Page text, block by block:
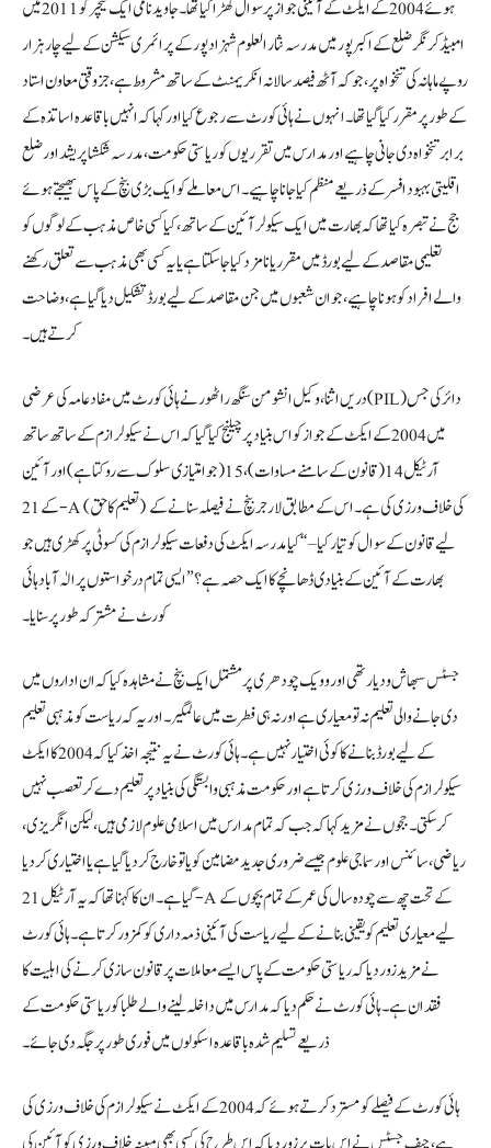
ہوئے 2004 کے ایکٹ کے آئینی جواز پر سوال کھڑا کیا تھا۔ جاوید نامی ایک ٹیچر کو 2011 میں
امبیڈکر نگر ضلع کے اکبر پور میں مدرسہ نثار العلوم شہزاد پور کے پرائمری سیکشن کے لیے چار ہزار
روپے ماہانہ کی تنخواہ پر، جو کہ آٹھ فیصد سالانہ انکریمنٹ کے ساتھ مشروط ہے، جز وقتی معاون استاد
کے طور پر مقرر کیا گیا تھا۔ انہوں نے ہائی کورٹ سے رجوع کیا اور کہا کہ انہیں باقاعدہ اساتذہ کے
برابر تنخواہ دی جانی چاہیے اور مدارس میں تقرریوں کو ریاستی حکومت، مدرسہ شکشا پریشد اور ضلع
اقلیتی بہبود افسر کے ذریعے منظم کیا جانا چاہیے۔ اس معاملے کو ایک بڑی بنچ کے پاس بھیجتے ہوئے
جج نے تبصرہ کیا تھا کہ بھارت میں ایک سیکولر آئین کے ساتھ، کیا کسی خاص مذہب کے لوگوں کو
تعلیمی مقاصد کے لیے بورڈ میں مقرر یا نامزد کیا جا سکتا ہے یا یہ کسی بھی مذہب سے تعلق رکھنے
والے افراد کو ہونا چاہیے، جو ان شعبوں میں جن مقاصد کے لیے بورڈ تشکیل دیا گیا ہے، وضاحت
کرتے ہیں۔
دریں اثنا، وکیل انشومن سنگھ راٹھور نے ہائی کورٹ میں مفاد عامہ کی عرضی (PIL) دائر کی جس
میں 2004 کے ایکٹ کے جواز کو اس بنیاد پر چیلنج کیا گیا کہ اس نے سیکولرازم کے ساتھ ساتھ
آرٹیکل 14 (قانون کے سامنے مساوات)، 15 (جو امتیازی سلوک سے روکتا ہے) اور آئین
کے 21-A (تعلیم کا حق) کی خلاف ورزی کی ہے۔ اس کے مطابق لارجر بنچ نے فیصلہ سنانے کے
لیے قانون کے سوال کو تیار کیا – “کیا مدرسہ ایکٹ کی دفعات سیکولرازم کی کسوٹی پر کھڑی ہیں جو
بھارت کے آئین کے بنیادی ڈھانچے کا ایک حصہ ہے؟” ایسی تمام درخواستوں پر الٰہ آباد ہائی
کورٹ نے مشترکہ طور پر سنایا۔
جسٹس سبھاش ودیارتھی اور وویک چودھری پر مشتمل ایک بنچ نے مشاہدہ کیا کہ ان اداروں میں
دی جانے والی تعلیم نہ تو معیاری ہے اور نہ ہی فطرت میں عالمگیر۔ اور یہ کہ ریاست کو مذہبی تعلیم
کے لیے بورڈ بنانے کا کوئی اختیار نہیں ہے۔ ہائی کورٹ نے یہ نتیجہ اخذ کیا کہ 2004 کا ایکٹ
سیکولرازم کی خلاف ورزی کرتا ہے اور حکومت مذہبی وابستگی کی بنیاد پر تعلیم دے کر تعصب نہیں
کر سکتی۔ ججوں نے مزید کہا کہ جب کہ تمام مدارس میں اسلامی علوم لازمی ہیں، لیکن انگریزی،
ریاضی، سائنس اور سماجی علوم جیسے ضروری جدید مضامین کو یا تو خارج کر دیا گیا ہے یا اختیاری کر دیا
گیا ہے۔ ان کا کہنا تھا کہ یہ آرٹیکل 21-A کے تحت چھ سے چودہ سال کی عمر کے تمام بچوں کے
لیے معیاری تعلیم کو یقینی بنانے کے لیے ریاست کی آئینی ذمہ داری کو کمزور کرتا ہے۔ ہائی کورٹ
نے مزید زور دیا کہ ریاستی حکومت کے پاس ایسے معاملات پر قانون سازی کرنے کی اہلیت کا
فقدان ہے۔ ہائی کورٹ نے حکم دیا کہ مدارس میں داخلہ لینے والے طلبا کو ریاستی حکومت کے
ذریعے تسلیم شدہ باقاعدہ اسکولوں میں فوری طور پر جگہ دی جائے۔
ہائی کورٹ کے فیصلے کو مسترد کرتے ہوئے کہ 2004 کے ایکٹ نے سیکولرازم کی خلاف ورزی کی